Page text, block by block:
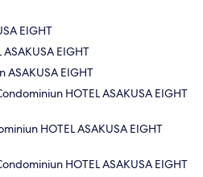
EIGHT
EIGHT
ASAKUSA EIGHT
HOTEL ASAKUSA EIGHT
HOTEL ASAKUSA EIGHT
HOTEL ASAKUSA EIGHT